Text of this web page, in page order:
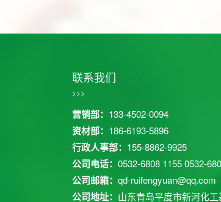
联系我们
>>>
营销部： 133-4502-0094
资材部： 186-6193-5896
行政人事部： 155-8862-9925
公司电话： 0532-6808 1155 0532-
公司邮箱： qd-ruifengyuan@qq.com
公司地址： 山东青岛平度市新河化